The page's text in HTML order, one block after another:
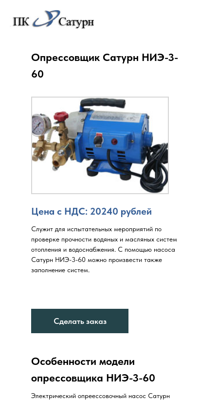
Опрессовщик Сатурн НИЭ-3-
60
Цена с НДС: 20240 рублей
Электрический опреессовочный насос Сатурн
Особенности модели
опрессовщика НИЭ-3-60
Сделать заказ
Служит для испытательных мероприятий по
проверке прочности водяных и масляных систем
отопления и водоснабжения. С помощью насоса
Сатурн НИЭ-3-60 можно произвести также
заполнение систем.